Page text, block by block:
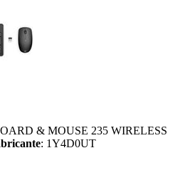
& MOUSE 235 WIRELESS
: 1Y4D0UT